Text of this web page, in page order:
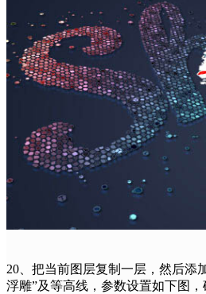
20、把当前图层复制一层，然后添
浮雕”及等高线，参数设置如下图，